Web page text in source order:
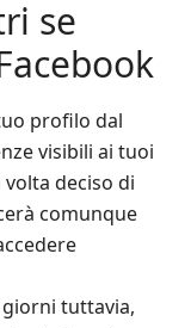
se
profilo dal
visibili ai tuoi
deciso di
comunque
tuttavia,